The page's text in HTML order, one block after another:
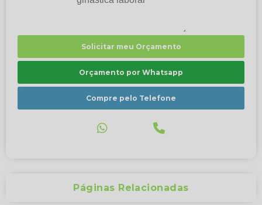
Solicitar meu Orçamento
Orçamento por Whatsapp
Compre pelo Telefone
Páginas Relacionadas